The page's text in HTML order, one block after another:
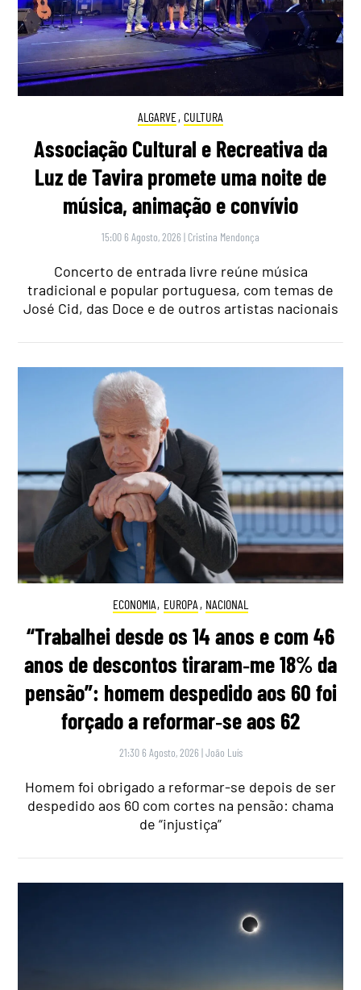
ALGARVE, CULTURA
Associação Cultural e Recreativa da
Luz de Tavira promete uma noite de
música, animação e convívio
15:00 6 Agosto, 2026 | Cristina Mendonça
Concerto de entrada livre reúne música
tradicional e popular portuguesa, com temas de
José Cid, das Doce e de outros artistas nacionais
ECONOMIA, EUROPA , NACIONAL
“Trabalhei desde os 14 anos e com 46
anos de descontos tiraram‑me 18% da
pensão”: homem despedido aos 60 foi
forçado a reformar‑se aos 62
21:30 6 Agosto, 2026 |João Luís
Homem foi obrigado a reformar-se depois de ser
despedido aos 60 com cortes na pensão: chama
de “injustiça”